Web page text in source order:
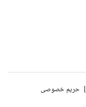
حریم خصوصی